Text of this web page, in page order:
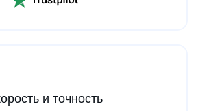
и точность